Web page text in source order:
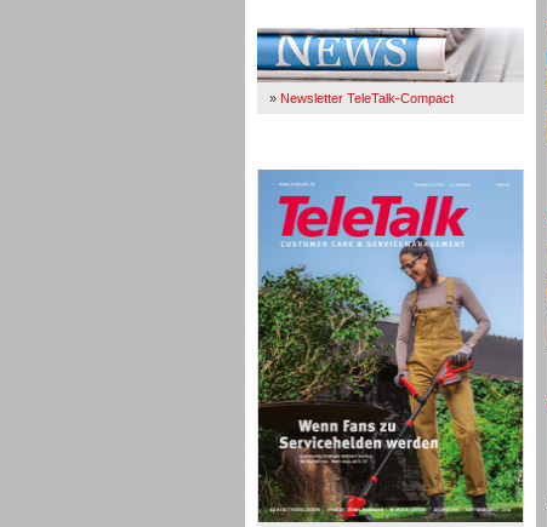
» Newsletter TeleTalk-Compact
TK- und ACD-Systeme